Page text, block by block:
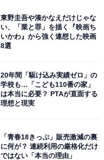
東野圭吾や湊かなえだけじゃな
い、「業と罪」を描く『映画ち
いかわ』から強く連想した映画
8選
20年間「駆け込み実績ゼロ」の
学校も…「こども110番の家」
は本当に必要？ PTAが直面する
理想と現実
「青春18きっぷ」販売激減の裏
に何が？ 連続利用の厳格化だけ
ではない「本当の理由」